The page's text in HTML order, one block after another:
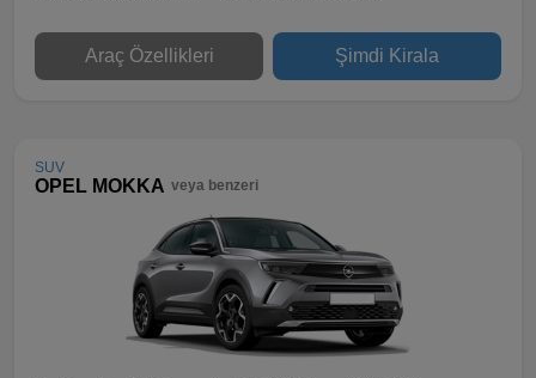
Araç Özellikleri Şimdi Kirala
SUV
OPEL MOKKA veya benzeri